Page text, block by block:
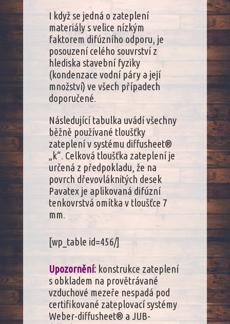
I když se jedná o zateplení
materiály s velice nízkým
faktorem difúzního odporu, je
posouzení celého souvrství z
hlediska stavební fyziky
(kondenzace vodní páry a její
množství) ve všech případech
doporučené.
Následující tabulka uvádí všechny
běžně používané tloušťky
zateplení v systému diffusheet®
„k“. Celková tloušťka zateplení je
určená z předpokladu, že na
povrch dřevovláknitých desek
Pavatex je aplikovaná difúzní
tenkovrstvá omítka v tloušťce 7
mm.
[wp_table id=456/]
Upozornění:konstrukce zateplení
s obkladem na provětrávané
vzduchové mezeře nespadá pod
certifikované zateplovací systémy
Weber-diffusheet® a JUB-